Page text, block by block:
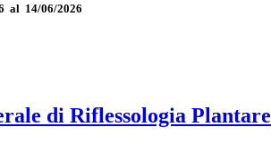
al 14/06/2026
di Riflessologia Plantare